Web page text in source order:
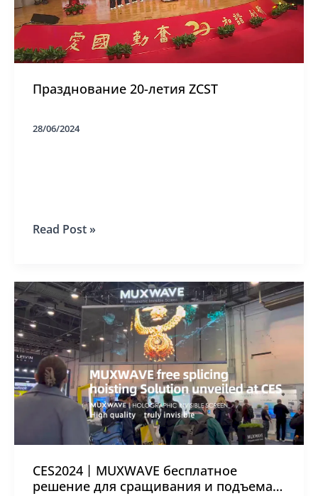
Празднование 20-летия ZCST
28/06/2024
Празднование
Read Post »
CES2024丨MUXWAVE бесплатное
решение для сращивания и подъема